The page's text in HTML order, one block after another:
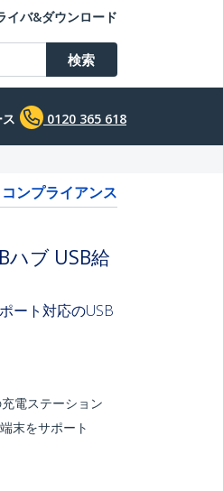
イバ&ダウンロード
検索
0120 365 618
ンプライアンス
ハブ USB給
ート対応のUSB
電ステーション
末をサポート